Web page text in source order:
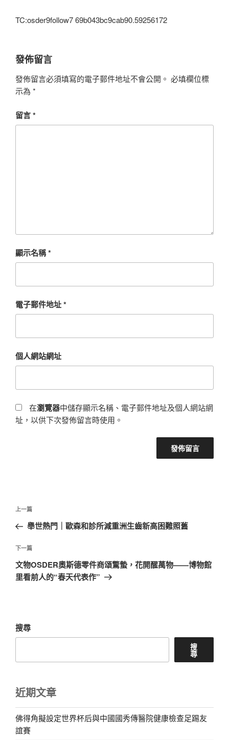
TC:osder9follow7 69b043bc9cab90.59256172
發佈留言
發佈留言必須填寫的電子郵件地址不會公開。 必填欄位標
示為 *
留言*
顯示名稱*
電子郵件地址*
個人網站網址
在瀏覽器中儲存顯示名稱、電子郵件地址及個人網站網
址，以供下次發佈留言時使用。
文
導
覽
上
一
文
章
上一篇
舉世熱門｜歐森和診所減重洲生齒新高困難照舊
下
一
篇
下一篇
文物OSDER奧斯德零件商頌驚蟄，花開醒萬物——博物館
里看前人的“春天代表作”
搜尋
搜
尋
近期文章
佛得角擬設定世界杯后與中國國秀傳醫院健康檢查足踢友
誼賽